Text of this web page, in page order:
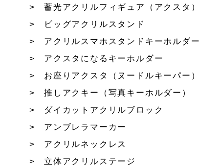
蓄光アクリルフィギュア（アクスタ）
ビッグアクリルスタンド
アクリルスマホスタンドキーホルダー
アクスタになるキーホルダー
お座りアクスタ（ヌードルキーパー）
推しアクキー（写真キーホルダー）
ダイカットアクリルブロック
アンブレラマーカー
アクリルネックレス
立体アクリルステージ